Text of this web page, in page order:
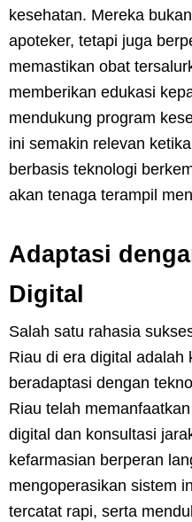
kesehatan. Mereka
apoteker, tetapi juga
memastikan obat
memberikan edukasi
mendukung program
ini semakin relevan
berbasis teknologi
akan tenaga terampil
Adaptasi
Digital
Salah satu rahasia
Riau di era digital adalah
beradaptasi dengan
Riau telah
digital dan konsultasi
kefarmasian berperan
mengoperasikan sistem
tercatat rapi, serta